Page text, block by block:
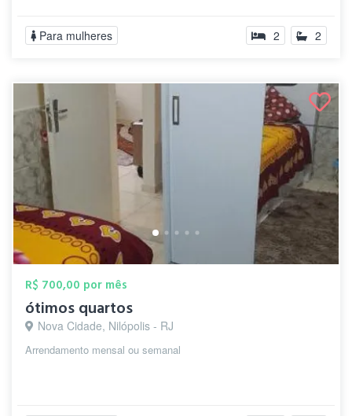
Para mulheres 2 2
R$ 700,00 por mês
ótimos quartos
Nova Cidade, Nilópolis - RJ
Arrendamento mensal ou semanal